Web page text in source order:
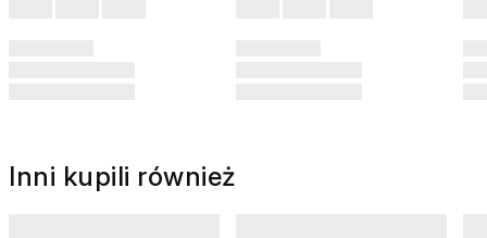
Inni kupili również